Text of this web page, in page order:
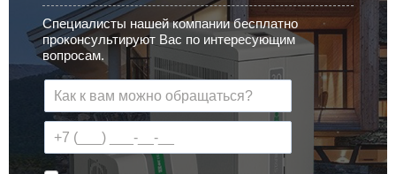
Специалисты нашей компании бесплатно
проконсультируют Вас по интересующим
вопросам.